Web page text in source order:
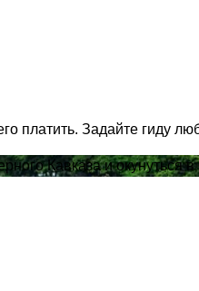
платить. Задайте гиду
Кавказа и окунуться